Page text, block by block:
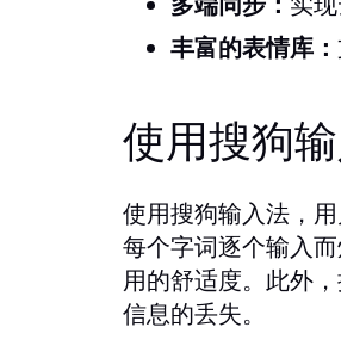
丰富的表情库：
使用搜狗
使用搜狗输入法，
每个字词逐个输入
用的舒适度。此外
信息的丢失。